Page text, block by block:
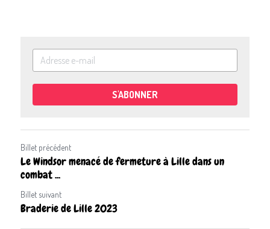
S'ABONNER
Billet précédent
Le Windsor menacé de fermeture à Lille dans un
combat ...
Billet suivant
Braderie de Lille 2023